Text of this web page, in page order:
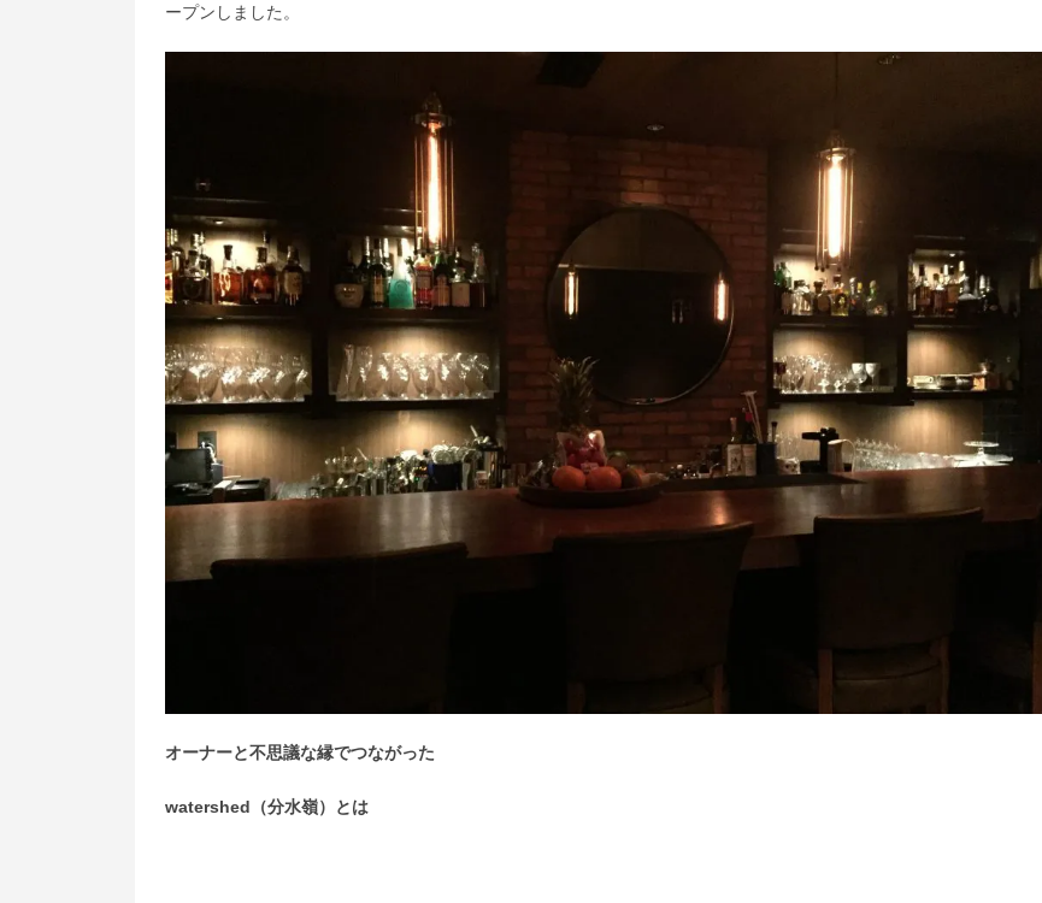
ープンしました。
オーナーと不思議な縁でつながった
watershed（分水嶺）とは